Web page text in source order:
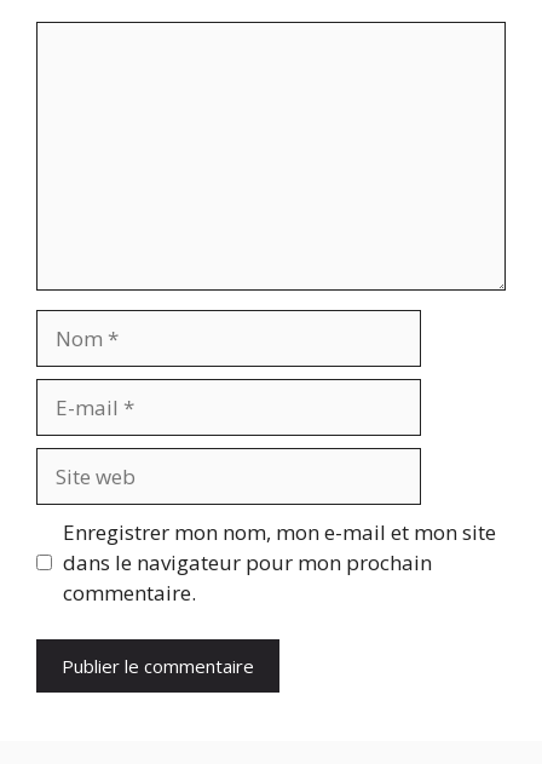
mail
web
Enregistrer mon nom, mon e-mail et mon site
dans le navigateur pour mon prochain
commentaire.